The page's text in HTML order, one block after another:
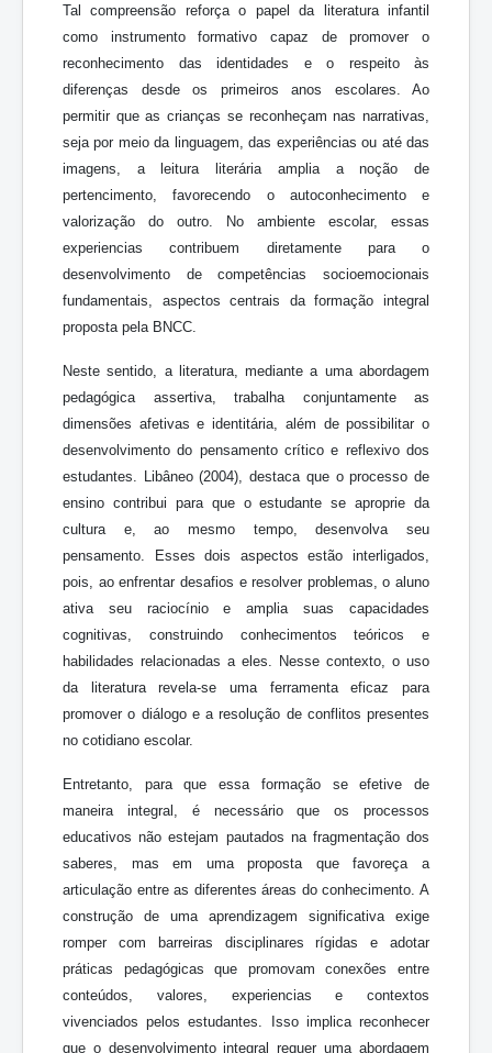
Tal compreensão reforça o papel da literatura infantil
como instrumento formativo capaz de promover o
reconhecimento das identidades e o respeito às
diferenças desde os primeiros anos escolares. Ao
permitir que as crianças se reconheçam nas narrativas,
seja por meio da linguagem, das experiências ou até das
imagens, a leitura literária amplia a noção de
pertencimento, favorecendo o autoconhecimento e
valorização do outro. No ambiente escolar, essas
experiencias contribuem diretamente para o
desenvolvimento de competências socioemocionais
fundamentais, aspectos centrais da formação integral
proposta pela BNCC.
Neste sentido, a literatura, mediante a uma abordagem
pedagógica assertiva, trabalha conjuntamente as
dimensões afetivas e identitária, além de possibilitar o
desenvolvimento do pensamento crítico e reflexivo dos
estudantes. Libâneo (2004), destaca que o processo de
ensino contribui para que o estudante se aproprie da
cultura e, ao mesmo tempo, desenvolva seu
pensamento. Esses dois aspectos estão interligados,
pois, ao enfrentar desafios e resolver problemas, o aluno
ativa seu raciocínio e amplia suas capacidades
cognitivas, construindo conhecimentos teóricos e
habilidades relacionadas a eles. Nesse contexto, o uso
da literatura revela-se uma ferramenta eficaz para
promover o diálogo e a resolução de conflitos presentes
no cotidiano escolar.
Entretanto, para que essa formação se efetive de
maneira integral, é necessário que os processos
educativos não estejam pautados na fragmentação dos
saberes, mas em uma proposta que favoreça a
articulação entre as diferentes áreas do conhecimento. A
construção de uma aprendizagem significativa exige
romper com barreiras disciplinares rígidas e adotar
práticas pedagógicas que promovam conexões entre
conteúdos, valores, experiencias e contextos
vivenciados pelos estudantes. Isso implica reconhecer
que o desenvolvimento integral requer uma abordagem